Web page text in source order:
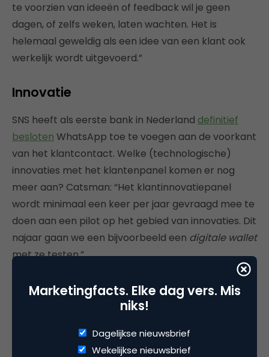
te voorzien van ideeën of feedback wil je geen
dagen, of zelfs weken, laten wachten. Het is
helemaal geweldig als een idee van een klant ook
werkelijk wordt uitgevoerd.”
Innovatie
SNS heeft als eerste bank in Nederland definitief
besloten WhatsApp toe te voegen aan de voorkant
van het klantcontact. Welke (technologische)
innovaties met het klantenpanel komen er nog
meer aan? Catsman: “Het klantinnovatiepanel
wordt minimaal een keer per jaar gevraagd mee te
doen aan een pilot op het gebied van innovaties. Dit
najaar gaan we een bijvoorbeeld een digitale wallet
met ze testen.”
Tot slot, de vijf belangrijkste lessen
van de SNS Community op een rij
1. Luister altijd goed naar de klant en achterhaal wat
de vraag achter de vraag is
Marketingfacts. Elke dag vers. Mis
niks!
Dagelijkse nieuwsbrief
Wekelijkse nieuwsbrief